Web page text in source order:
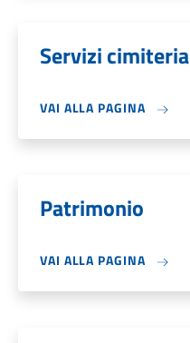
Servizi
VAI ALLA PAGINA
Patrimonio
VAI ALLA PAGINA